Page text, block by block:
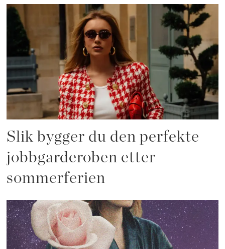
Slik bygger du den perfekte
jobbgarderoben etter
sommerferien